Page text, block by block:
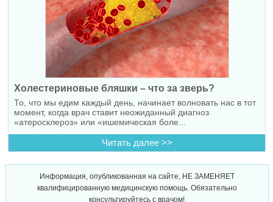
Холестериновые бляшки – что за зверь?
То, что мы едим каждый день, начинает волновать нас в тот
момент, когда врач ставит неожиданный диагноз
«атеросклероз» или «ишемическая боле...
Читать далее >>
Информация, опубликованная на сайте, НЕ ЗАМЕНЯЕТ
квалифицированную медицинскую помощь. Обязательно
консультируйтесь с врачом!